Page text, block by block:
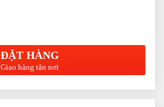
ĐẶT HÀNG
Giao hàng tận nơi